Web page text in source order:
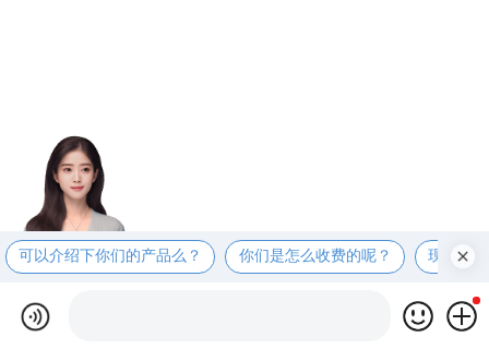
可以介绍下你们的产品么？ 你们是怎么收费的呢？ 现在有